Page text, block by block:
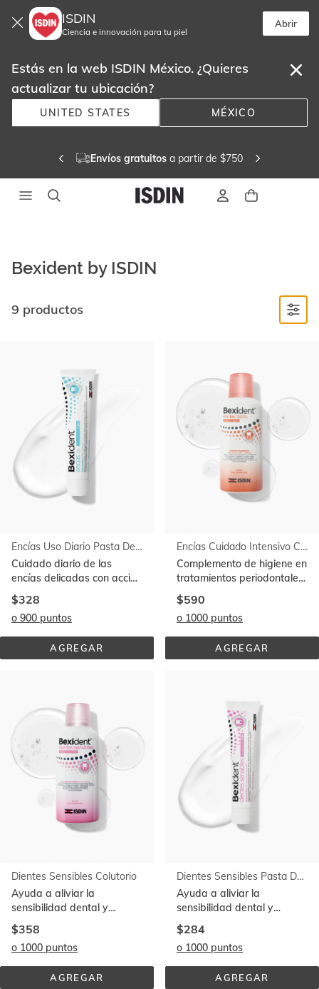
ISDIN
Ciencia e innovación para tu piel
Abrir
Estás en la web ISDIN México. ¿Quieres
actualizar tu ubicación?
UNITED STATES MÉXICO
Envíos gratuitos a partir de $750
Bexident by ISDIN
9 productos
Encías Uso Diario Pasta Dentífrica
Cuidado diario de las
encías delicadas con acción
prolongada. Con
CPC+Cymenol
$328
o 900 puntos
AGREGAR
ENCÍAS
Encías Cuidado Intensivo Colutorio
Complemento de higiene en
tratamientos periodontales.
Con clorhexidina al 0,12%
$590
o 1000 puntos
AGREGAR
ENCÍAS
Dientes Sensibles Colutorio
Ayuda a aliviar la
sensibilidad dental y
fortalece las encías. Con
CPC+Cymenol
$358
o 1000 puntos
AGREGAR
DIENTES
Dientes Sensibles Pasta Dentífrica
Ayuda a aliviar la
sensibilidad dental y
fortalece las encías. Con
CPC+Cymenol
$284
o 1000 puntos
AGREGAR
DIENTES